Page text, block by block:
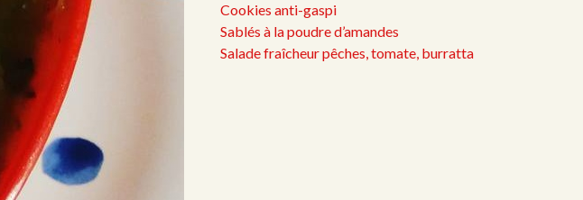
Cookies anti-gaspi
Sablés à la poudre d’amandes
Salade fraîcheur pêches, tomate, burratta